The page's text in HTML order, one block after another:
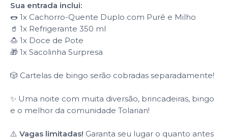
Sua entrada inclui:
🌭 1x Cachorro-Quente Duplo com Purê e Milho
🥤 1x Refrigerante 350 ml
🍮 1x Doce de Pote
🎁 1x Sacolinha Surpresa
🎲 Cartelas de bingo serão cobradas separadamente!
✨ Uma noite com muita diversão, brincadeiras, bingo
e o melhor da comunidade Tolarian!
⚠️ Vagas limitadas! Garanta seu lugar o quanto antes